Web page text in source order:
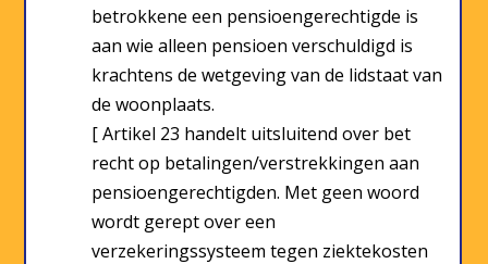
betrokkene een pensioengerechtigde is
aan wie alleen pensioen verschuldigd is
krachtens de wetgeving van de lidstaat van
de woonplaats.
[ Artikel 23 handelt uitsluitend over bet
recht op betalingen/verstrekkingen aan
pensioengerechtigden. Met geen woord
wordt gerept over een
verzekeringssysteem tegen ziektekosten